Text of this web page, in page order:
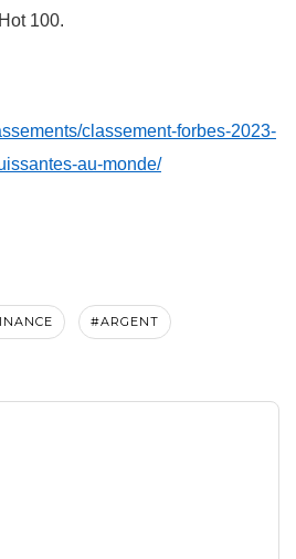
100.
classement-forbes-2023-
au-monde/
#ARGENT